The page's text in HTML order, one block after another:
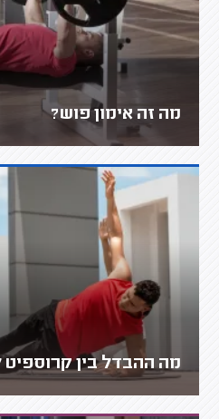
מה זה אימון פוש?
מה ההבדל בין קרוספיט